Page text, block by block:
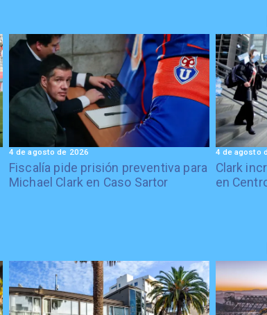
Fiscalía pide prisión preventiva para
Michael Clark en Caso Sartor
4 de agosto de 2026
Clark
en
4 de agosto